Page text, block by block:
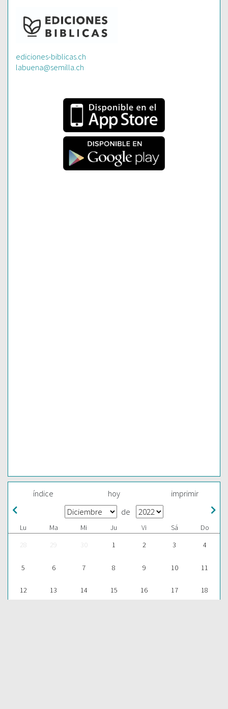
ediciones-biblicas.ch
labuena@semilla.ch
índice hoy imprimir
de
Lu Ma Mi Ju Vi Sá
Do
28
29 30 1 2 3 4
5 6 7 8 9 10 11
12 13 14 15 16 17 18